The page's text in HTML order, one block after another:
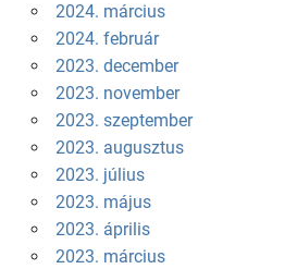
2024. március
2024. február
2023. december
2023. november
2023. szeptember
2023. augusztus
2023. július
2023. május
2023. április
2023. március